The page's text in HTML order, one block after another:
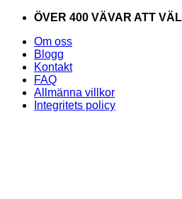
Skip
content
ÖVER 400 VÄVAR ATT
Om oss
Blogg
Kontakt
FAQ
Allmänna villkor
Integritets policy